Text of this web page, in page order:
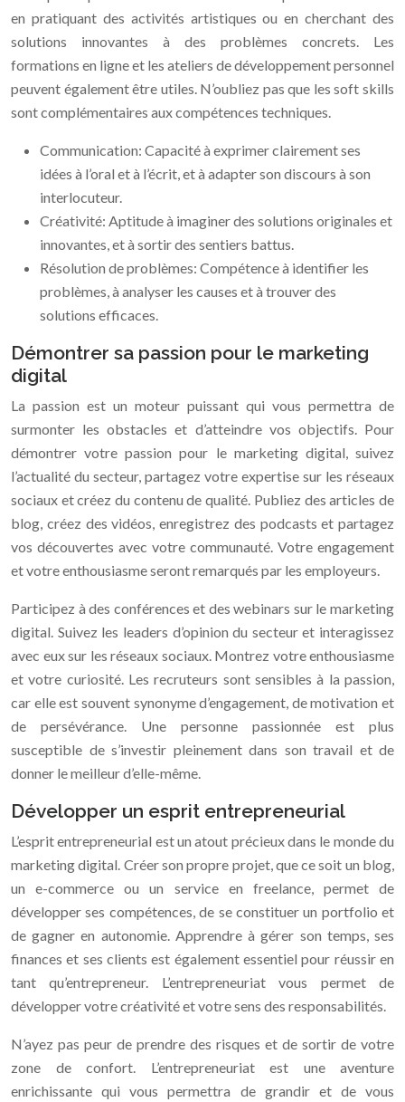
en pratiquant des activités artistiques ou en cherchant des
solutions innovantes à des problèmes concrets. Les
formations en ligne et les ateliers de développement personnel
peuvent également être utiles. N’oubliez pas que les soft skills
sont complémentaires aux compétences techniques.
Communication: Capacité à exprimer clairement ses
idées à l’oral et à l’écrit, et à adapter son discours à son
interlocuteur.
Créativité: Aptitude à imaginer des solutions originales et
innovantes, et à sortir des sentiers battus.
Résolution de problèmes: Compétence à identifier les
problèmes, à analyser les causes et à trouver des
solutions efficaces.
Démontrer sa passion pour le marketing
digital
La passion est un moteur puissant qui vous permettra de
surmonter les obstacles et d’atteindre vos objectifs. Pour
démontrer votre passion pour le marketing digital, suivez
l’actualité du secteur, partagez votre expertise sur les réseaux
sociaux et créez du contenu de qualité. Publiez des articles de
blog, créez des vidéos, enregistrez des podcasts et partagez
vos découvertes avec votre communauté. Votre engagement
et votre enthousiasme seront remarqués par les employeurs.
Participez à des conférences et des webinars sur le marketing
digital. Suivez les leaders d’opinion du secteur et interagissez
avec eux sur les réseaux sociaux. Montrez votre enthousiasme
et votre curiosité. Les recruteurs sont sensibles à la passion,
car elle est souvent synonyme d’engagement, de motivation et
de persévérance. Une personne passionnée est plus
susceptible de s’investir pleinement dans son travail et de
donner le meilleur d’elle-même.
Développer un esprit entrepreneurial
L’esprit entrepreneurial est un atout précieux dans le monde du
marketing digital. Créer son propre projet, que ce soit un blog,
un e-commerce ou un service en freelance, permet de
développer ses compétences, de se constituer un portfolio et
de gagner en autonomie. Apprendre à gérer son temps, ses
finances et ses clients est également essentiel pour réussir en
tant qu’entrepreneur. L’entrepreneuriat vous permet de
développer votre créativité et votre sens des responsabilités.
N’ayez pas peur de prendre des risques et de sortir de votre
zone de confort. L’entrepreneuriat est une aventure
enrichissante qui vous permettra de grandir et de vous